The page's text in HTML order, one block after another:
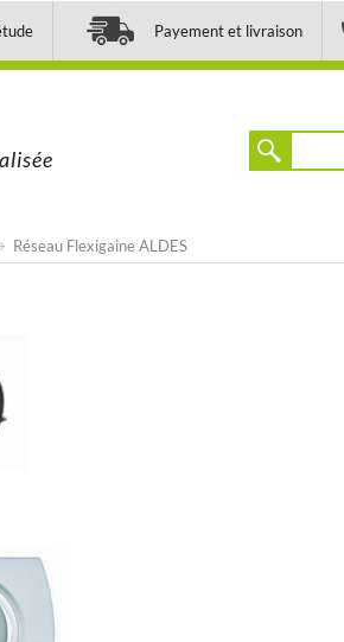
Payement et livraison
Réseau Flexigaine ALDES